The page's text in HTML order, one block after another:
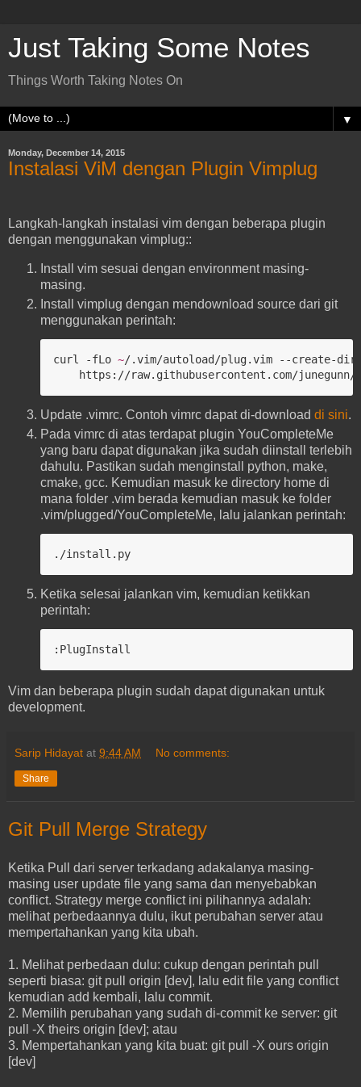
Just Taking Some Notes
Things Worth Taking Notes On
▼
Monday, December 14, 2015
Instalasi ViM dengan Plugin Vimplug
Langkah-langkah instalasi vim dengan beberapa plugin
dengan menggunakan vimplug::
Install vim sesuai dengan environment masing-
masing.
Install vimplug dengan mendownload source dari git
menggunakan perintah:
curl -fLo ~/.vim/autoload/plug.vim --create-
https://raw.githubusercontent.com/
Update .vimrc. Contoh vimrc dapat di-download di sini.
Pada vimrc di atas terdapat plugin YouCompleteMe
yang baru dapat digunakan jika sudah diinstall terlebih
dahulu. Pastikan sudah menginstall python, make,
cmake, gcc. Kemudian masuk ke directory home di
mana folder .vim berada kemudian masuk ke folder
.vim/plugged/YouCompleteMe, lalu jalankan perintah:
./install.py
Ketika selesai jalankan vim, kemudian ketikkan
perintah:
:PlugInstall
Vim dan beberapa plugin sudah dapat digunakan untuk
development.
Sarip Hidayat at 9:44 AM No comments:
Share
Git Pull Merge Strategy
Ketika Pull dari server terkadang adakalanya masing-
masing user update file yang sama dan menyebabkan
conflict. Strategy merge conflict ini pilihannya adalah:
melihat perbedaannya dulu, ikut perubahan server atau
mempertahankan yang kita ubah.
1. Melihat perbedaan dulu: cukup dengan perintah pull
seperti biasa: git pull origin [dev], lalu edit file yang conflict
kemudian add kembali, lalu commit.
2. Memilih perubahan yang sudah di-commit ke server: git
pull -X theirs origin [dev]; atau
3. Mempertahankan yang kita buat: git pull -X ours origin
[dev]